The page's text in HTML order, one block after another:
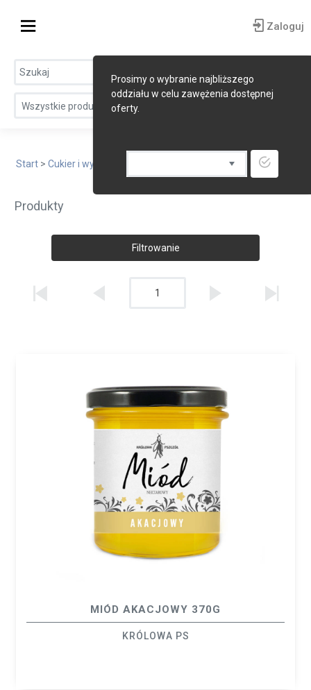
Zaloguj
Wszystkie produkty
Prosimy o wybranie najbliższego
oddziału w celu zawężenia dostępnej
oferty.
Start > Cukier i wyroby cukiernicze
Produkty
Filtrowanie
1
MIÓD AKACJOWY 370G
KRÓLOWA PS